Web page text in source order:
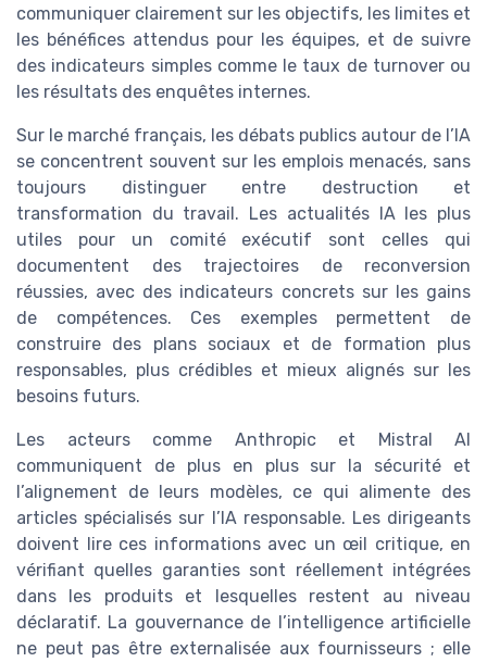
communiquer clairement sur les objectifs, les limites et
les bénéfices attendus pour les équipes, et de suivre
des indicateurs simples comme le taux de turnover ou
les résultats des enquêtes internes.
Sur le marché français, les débats publics autour de l’IA
se concentrent souvent sur les emplois menacés, sans
toujours distinguer entre destruction et
transformation du travail. Les actualités IA les plus
utiles pour un comité exécutif sont celles qui
documentent des trajectoires de reconversion
réussies, avec des indicateurs concrets sur les gains
de compétences. Ces exemples permettent de
construire des plans sociaux et de formation plus
responsables, plus crédibles et mieux alignés sur les
besoins futurs.
Les acteurs comme Anthropic et Mistral AI
communiquent de plus en plus sur la sécurité et
l’alignement de leurs modèles, ce qui alimente des
articles spécialisés sur l’IA responsable. Les dirigeants
doivent lire ces informations avec un œil critique, en
vérifiant quelles garanties sont réellement intégrées
dans les produits et lesquelles restent au niveau
déclaratif. La gouvernance de l’intelligence artificielle
ne peut pas être externalisée aux fournisseurs ; elle